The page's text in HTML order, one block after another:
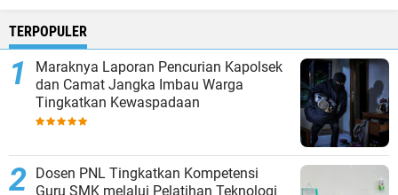
TERPOPULER
Maraknya Laporan Pencurian Kapolsek
dan Camat Jangka Imbau Warga
Tingkatkan Kewaspadaan
Dosen PNL Tingkatkan Kompetensi
Guru SMK melalui Pelatihan Teknologi